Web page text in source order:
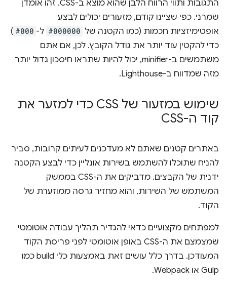
התגובות ותווי הרווח הלבן שהוא מוצא ב-CSS. זהו אומדן
שמרני. כפי שציינו קודם, מזעורים יכולים לבצע
אופטימיזציות חכמות (כמו הקטנה של #000000 ל- #000
)
כדי להקטין עוד יותר את גודל הקובץ. לכן, אם אתם
משתמשים ב-minifier, יכול להיות שתראו חיסכון גדול יותר
מזה שמדווח ב-Lighthouse.
שימוש במזעור של CSS כדי למזער את
קוד ה-CSS
באתרים קטנים שאתם לא מעדכנים לעיתים קרובות, סביר
להניח שתוכלו להשתמש בשירות אונליין כדי לבצע הקטנה
ידנית של הקבצים. מדביקים את ה-CSS בממשק
המשתמש של השירות, והוא מחזיר גרסה ממוזערת של
הקוד.
למפתחים מקצועיים כדאי להגדיר תהליך עבודה אוטומטי
שמצמצם את ה-CSS באופן אוטומטי לפני פריסת הקוד
המעודכן. בדרך כלל עושים זאת באמצעות כלי build כמו
Gulp או Webpack.